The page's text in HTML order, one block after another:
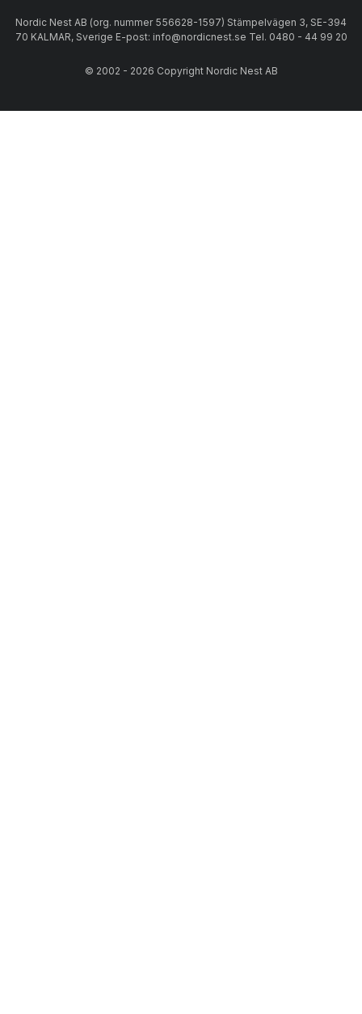
Nordic Nest AB (org. nummer 556628-1597) Stämpelvägen 3, SE-394
70 KALMAR, Sverige E-post: info@nordicnest.se Tel. 0480 - 44 99 20
© 2002 - 2026 Copyright Nordic Nest AB